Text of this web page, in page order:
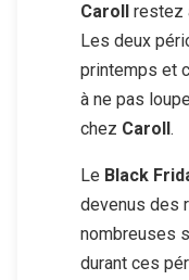
Caroll restez
Les deux
printemps et
à ne pas
chez Caroll.
Le Black
devenus des
nombreuses
durant ces